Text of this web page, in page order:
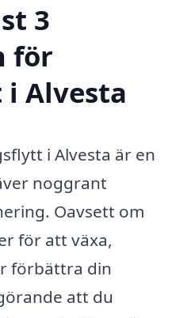
3
för
Alvesta
i Alvesta är en
noggrant
Oavsett om
för att växa,
förbättra din
att du